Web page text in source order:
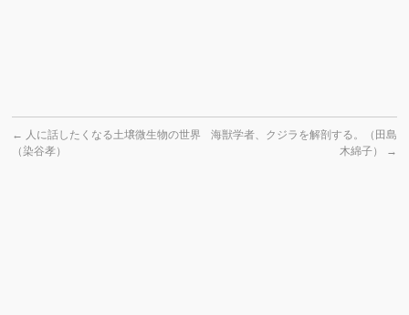
← 人に話したくなる土壌微生物の世界
（染谷孝）
海獣学者、クジラを解剖する。（田島
木綿子）
→